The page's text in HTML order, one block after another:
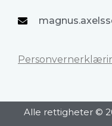
Alle rettigheter ©